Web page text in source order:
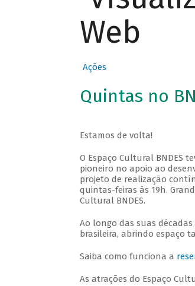
Web
Ações
Quintas no
Estamos de volta!
O Espaço Cultural BNDES
pioneiro no apoio ao
projeto de realização
quintas-feiras às 19h.
Cultural BNDES.
Ao longo das suas
brasileira, abrindo espaço
Saiba como funciona a
As atrações do Espaço